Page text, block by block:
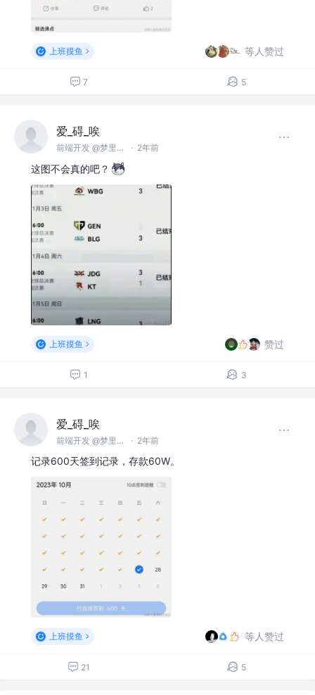
上班摸鱼 等人赞过
7 5
爱_碍_唉
前端开发 @梦里梦外 · 2年前
这图不会真的吧？
上班摸鱼 赞过
1 3
爱_碍_唉
前端开发 @梦里梦外 · 2年前
记录600天签到记录，存款60W。
上班摸鱼 等人赞过
21 5